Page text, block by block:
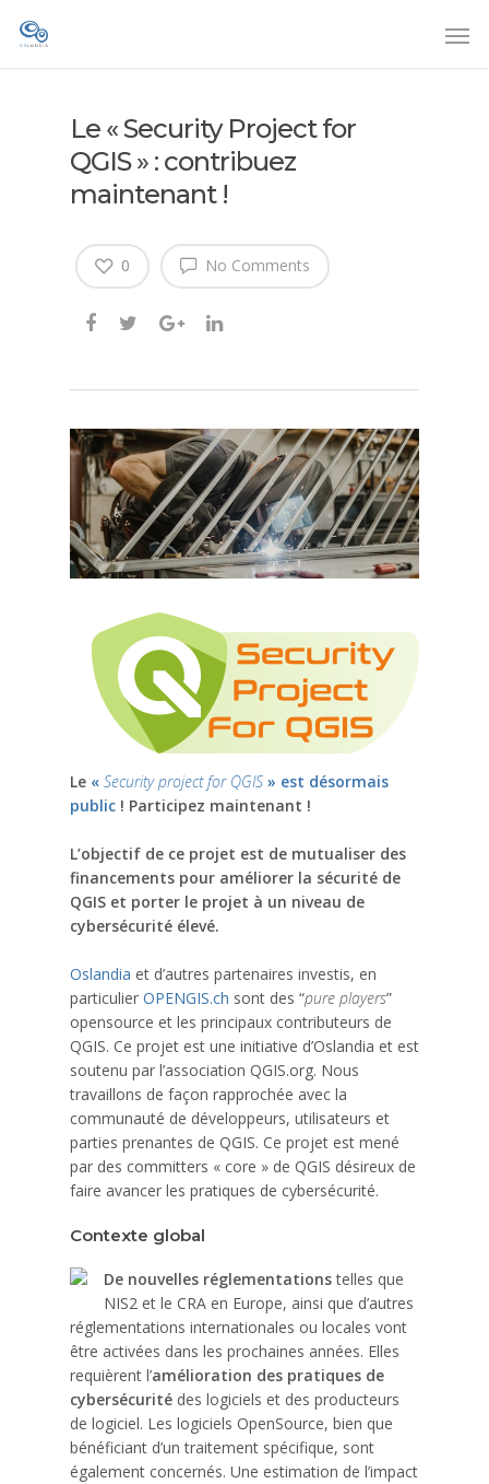
Le « Security Project for
QGIS » : contribuez
maintenant !
No Comments
0
Le « Security project for QGIS » est désormais
public ! Participez maintenant !
L’objectif de ce projet est de mutualiser des
financements pour améliorer la sécurité de
QGIS et porter le projet à un niveau de
cybersécurité élevé.
Oslandia et d’autres partenaires investis, en
particulier OPENGIS.ch sont des “pure players”
opensource et les principaux contributeurs de
QGIS. Ce projet est une initiative d’Oslandia et est
soutenu par l’association QGIS.org. Nous
travaillons de façon rapprochée avec la
communauté de développeurs, utilisateurs et
parties prenantes de QGIS. Ce projet est mené
par des committers « core » de QGIS désireux de
faire avancer les pratiques de cybersécurité.
Contexte global
De nouvelles réglementationstelles que
NIS2 et le CRA en Europe, ainsi que d’autres
réglementations internationales ou locales vont
être activées dans les prochaines années. Elles
requièrent l’amélioration des pratiques de
cybersécurité des logiciels et des producteurs
de logiciel. Les logiciels OpenSource, bien que
bénéficiant d’un traitement spécifique, sont
également concernés. Une estimation de l’impact